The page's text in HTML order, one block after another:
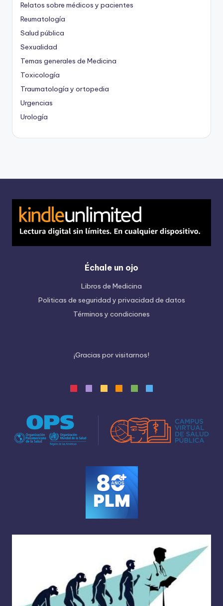
Relatos sobre médicos y pacientes
Reumatología
Salud pública
Sexualidad
Temas generales de Medicina
Toxicología
Traumatología y ortopedia
Urgencias
Urología
Échale un ojo
Libros de Medicina
Politicas de seguridad y privacidad de datos
Términos y condiciones
¡Gracias porvisitarnos!